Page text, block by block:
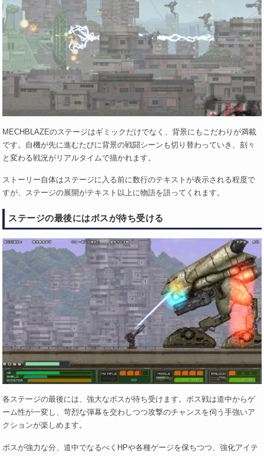
MECHBLAZEのステージはギミックだけでなく、背景にもこだわりが満載
です。自機が先に進むたびに背景の戦闘シーンも切り替わっていき、刻々
と変わる戦況がリアルタイムで描かれます。
ストーリー自体はステージに入る前に数行のテキストが表示される程度で
すが、ステージの展開がテキスト以上に物語を語ってくれます。
ステージの最後にはボスが待ち受ける
各ステージの最後には、強大なボスが待ち受けます。ボス戦は道中からゲ
ーム性が一変し、苛烈な弾幕を交わしつつ攻撃のチャンスを伺う手強いア
クションが楽しめます。
ボスが強力な分、道中でなるべくHPや各種ゲージを保ちつつ、強化アイテ